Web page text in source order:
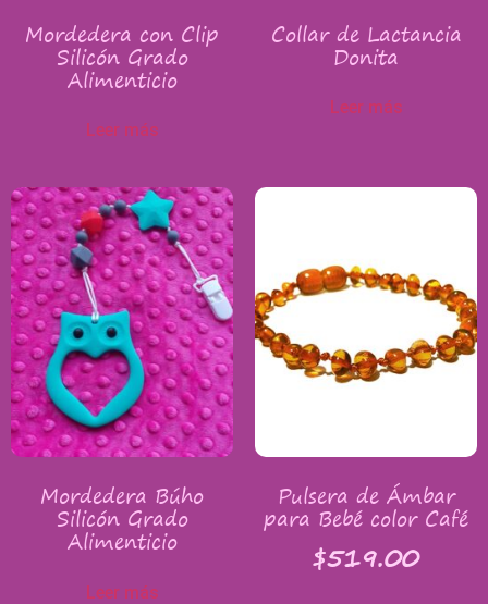
Mordedera con Clip
Silicón Grado
Alimenticio
Leer más
Collar de Lactancia
Donita
Leer más
Mordedera Búho
Silicón Grado
Alimenticio
Leer más
Pulsera de Ámbar
para Bebé color Café
$519.00